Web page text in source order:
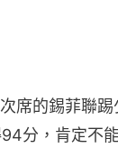
席的錫菲聯
分，肯定不